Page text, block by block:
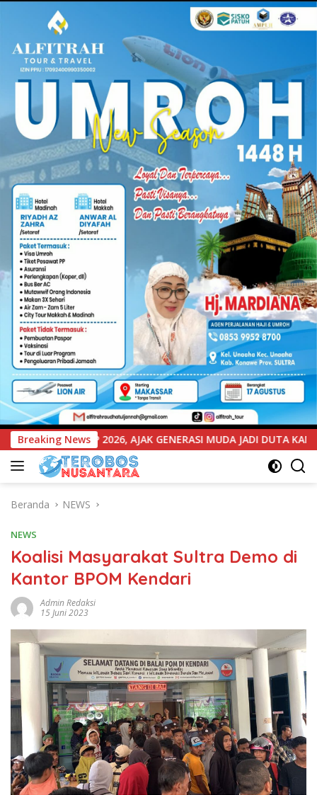
Breaking News
MUDA JADI DUTA KAMTIBMAS DAN AKTIF LAPORKAN
Beranda NEWS
NEWS
Koalisi Masyarakat Sultra Demo di
Kantor BPOM Kendari
Admin Redaksi
15 Juni 2023